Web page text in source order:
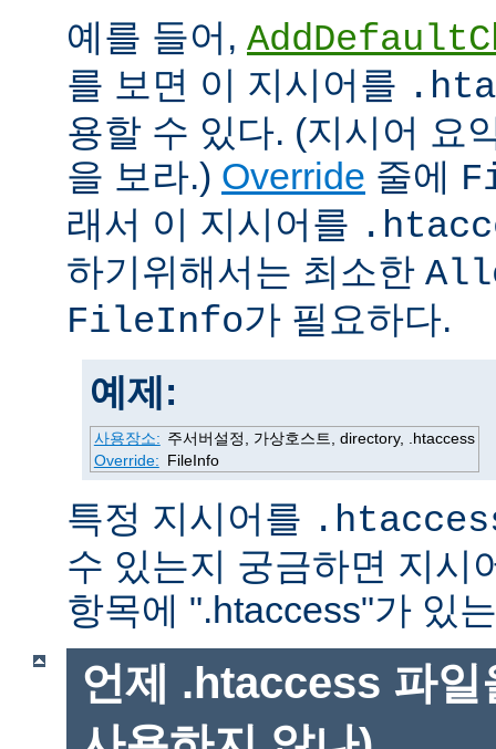
예를 들어,
를 보면 이 지시어를
용할 수 있다. (지시어 요
을 보라.) Override 줄에
래서 이 지시어를
하기위해서는 최소한
FileInfo가 필요하다.
예제:
사용장소: 주서버설정, 가상호스트, directory, .htaccess
Override: FileInfo
특정 지시어를
수 있는지 궁금하면 지시
항목에 ".htaccess"가 있
언제 .htaccess 파일